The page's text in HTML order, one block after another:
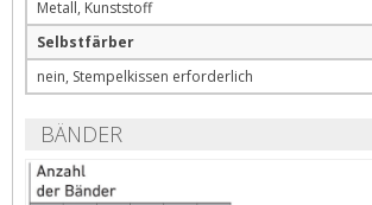
Metall, Kunststoff
Selbstfärber
nein, Stempelkissen erforderlich
BÄNDER